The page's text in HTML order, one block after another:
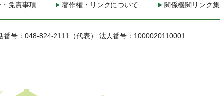
免責事項 著作権・リンクについて 関係機関リンク集
番号：048-824-2111（代表） 法人番号：1000020110001